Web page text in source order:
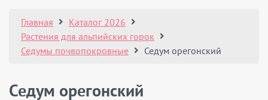
Главная
Каталог 2026
Растения для альпийских горок
Седумы почвопокровные
Седум орегонский
Седум орегонский